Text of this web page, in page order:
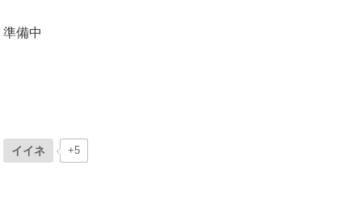
準備中
イイネ +5